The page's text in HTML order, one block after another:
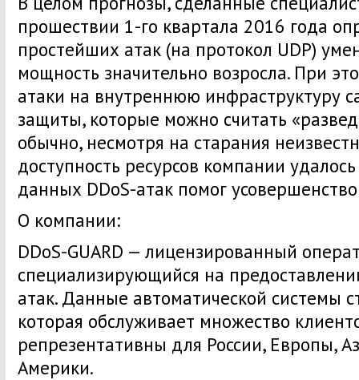
прошествии 1-го квартала 2016 года
простейших атак (на протокол UDP)
мощность значительно возросла. При
атаки на внутреннюю инфраструктуру
защиты, которые можно считать
обычно, несмотря на старания
доступность ресурсов компании
данных DDoS-атак помог
О компании:
DDoS-GUARD — лицензированный
специализирующийся на
атак. Данные автоматической системы
которая обслуживает множество
репрезентативны для России, Европы,
Америки.